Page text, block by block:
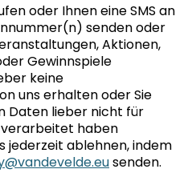
oder Ihnen eine SMS an
senden oder
Aktionen,
Gewinnspiele
keine
uns erhalten oder Sie
Daten lieber nicht für
haben
jederzeit ablehnen, indem
senden.